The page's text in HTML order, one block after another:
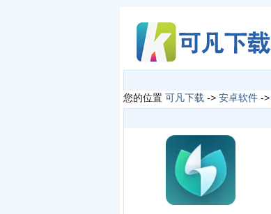
您的位置 可凡下载 -> 安卓软件 ->